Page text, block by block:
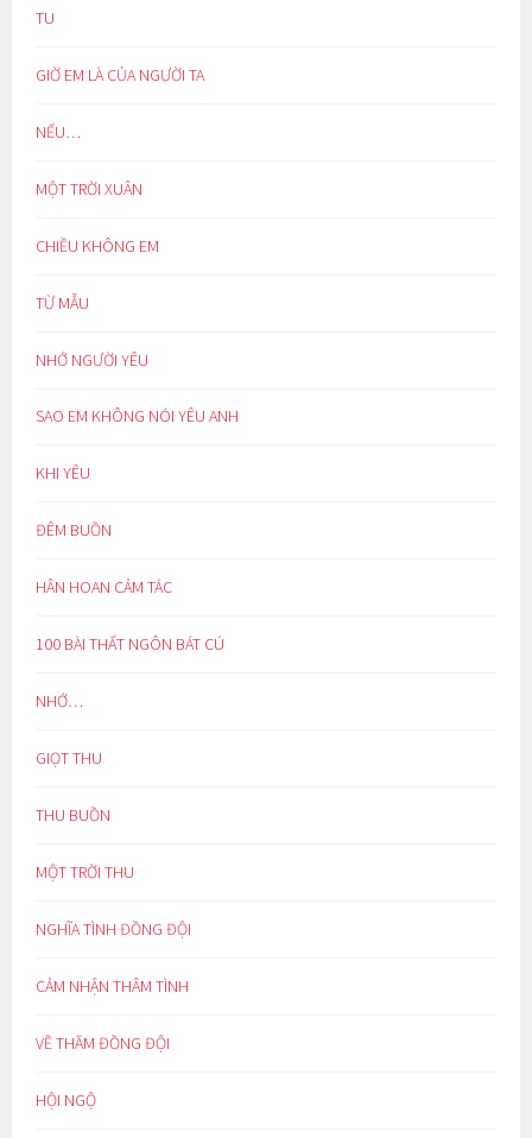
TU
GIỜ EM LÀ CỦA NGƯỜI TA
NẾU…
MỘT TRỜI XUÂN
CHIỀU KHÔNG EM
TỪ MẪU
NHỚ NGƯỜI YÊU
SAO EM KHÔNG NÓI YÊU ANH
KHI YÊU
ĐÊM BUỒN
HÂN HOAN CẢM TÁC
100 BÀI THẤT NGÔN BÁT CÚ
NHỚ…
GIỌT THU
THU BUỒN
MỘT TRỜI THU
NGHĨA TÌNH ĐỒNG ĐỘI
CẢM NHẬN THÂM TÌNH
VỀ THĂM ĐỒNG ĐỘI
HỘI NGỘ